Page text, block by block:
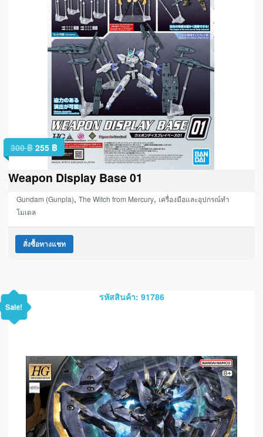
300฿ 255 ฿
Weapon Display Base 01
Gundam (Gunpla), The Witch from Mercury, เครื่องมือและอุปกรณ์ทำ
โมเดล
สั่งซื้อทางแชท
รหัสสินค้า: 91786
Sale!